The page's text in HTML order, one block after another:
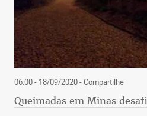
06:00 - 18/09/2020- Compartilhe
Queimadas em Minas